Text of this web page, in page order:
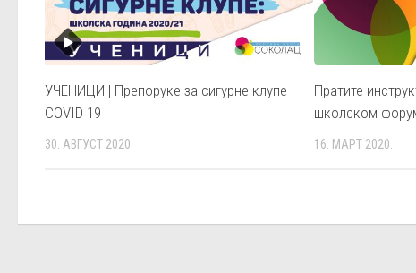
УЧЕНИЦИ | Препоруке за сигурне клупе
COVID 19
30. АВГУСТ 2020.
Пратите
школском
16. МАРТ 2020.